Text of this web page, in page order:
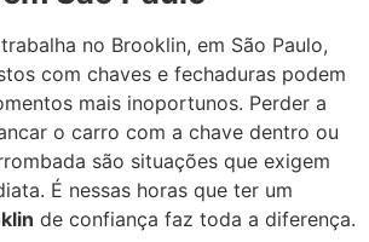
no Brooklin, em São Paulo,
com chaves e fechaduras podem
mais inoportunos. Perder a
o carro com a chave dentro ou
são situações que exigem
É nessas horas que ter um
de confiança faz toda a diferença.